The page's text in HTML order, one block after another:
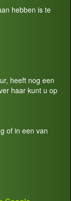
hebben is te
heeft nog een
haar kunt u op
of in een van